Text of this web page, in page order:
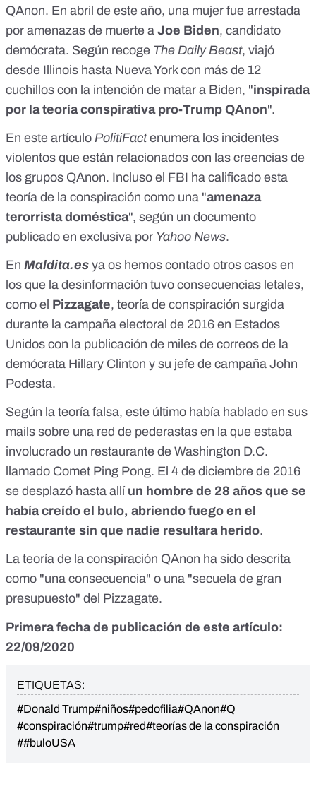
QAnon. En abril de este año, una mujer fue arrestada
por amenazas de muerte a Joe Biden, candidato
demócrata. Según recoge The Daily Beast, viajó
desde Illinois hasta Nueva York con más de 12
cuchillos con la intención de matar a Biden, "inspirada
por la teoría conspirativa pro-Trump QAnon".
En este artículo PolitiFactenumera los incidentes
violentos que están relacionados con las creencias de
los grupos QAnon. Incluso el FBI ha calificado esta
teoría de la conspiración como una "amenaza
terorrista doméstica", según un documento
publicado en exclusiva por Yahoo News.
En Maldita.es ya os hemos contado otros casos en
los que la desinformación tuvo consecuencias letales,
como el Pizzagate, teoría de conspiración surgida
durante la campaña electoral de 2016 en Estados
Unidos con la publicación de miles de correos de la
demócrata Hillary Clinton y su jefe de campaña John
Podesta.
Según la teoría falsa, este último había hablado en sus
mails sobre una red de pederastas en la que estaba
involucrado un restaurante de Washington D.C.
llamado Comet Ping Pong. El 4 de diciembre de 2016
se desplazó hasta allí un hombre de 28 años que se
había creído el bulo, abriendo fuego en el
restaurante sin que nadie resultara herido.
La teoría de la conspiración QAnon ha sido descrita
como "una consecuencia" o una "secuela de gran
presupuesto" del Pizzagate.
Primera fecha de publicación de este artículo:
22/09/2020
ETIQUETAS:
#Donald Trump#niños#pedofilia#QAnon#Q
#conspiración#trump#red#teorías de la conspiración
##buloUSA